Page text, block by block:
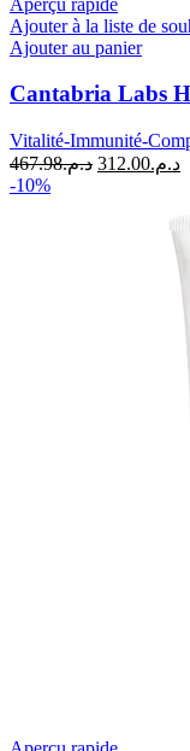
Ajouter à la liste de
Ajouter au panier
Cantabria Labs
Vitalité-Immunité-
د.م.467.98
Le
د.م.312.00
Le
-10%